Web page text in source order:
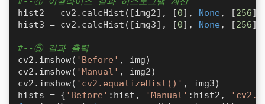
hist2 = cv2.calcHist([img2], [0], None, [256
hist3 = cv2.calcHist([img3], [0], None, [256
#--⑤ 결과 출력
cv2.imshow( 'Before' , img)
cv2.imshow( 'Manual' , img2)
cv2.imshow( 'cv2.equalizeHist()' , img3)
hists = { 'Before' :hist, 'Manual' :hist2,